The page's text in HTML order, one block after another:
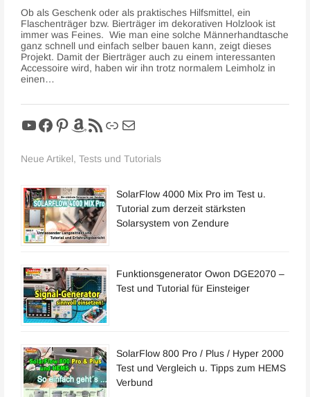
Ob als Geschenk oder als praktisches Hilfsmittel, ein
Flaschenträger bzw. Bierträger im dekorativen Holzlook ist
immer was Feines. Wie man eine solche Männerhandtasche
ganz schnell und einfach selber bauen kann, zeigt dieses
Projekt. Damit der Bierträger auch zu einem interessanten
Accessoire wird, haben wir ihn trotz normalem Leimholz in
einen…
YouTube
Facebook
Pinterest
Amazon
RSS-Feed
Link
E-Mail
Neue Artikel, Tests und Tutorials
SolarFlow 4000 Mix Pro im Test u.
Tutorial zum derzeit stärksten
Solarsystem von Zendure
Funktionsgenerator Owon DGE2070 –
Test und Tutorial für Einsteiger
SolarFlow 800 Pro / Plus / Hyper 2000
Test und Vergleich u. Tipps zum HEMS
Verbund